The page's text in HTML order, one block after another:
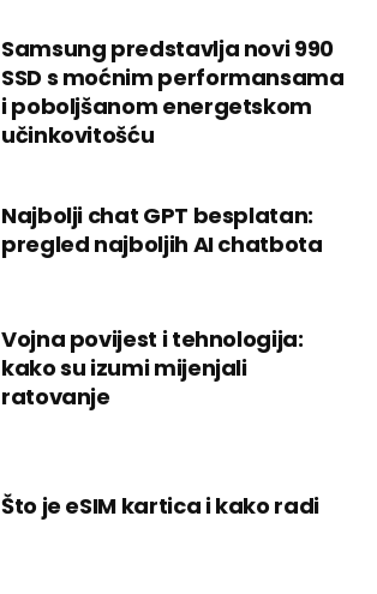
Samsung predstavlja novi 990
SSD s moćnim performansama
i poboljšanom energetskom
učinkovitošću
Najbolji chat GPT besplatan:
pregled najboljih AI chatbota
Vojna povijest i tehnologija:
kako su izumi mijenjali
ratovanje
Što je eSIM kartica i kako radi